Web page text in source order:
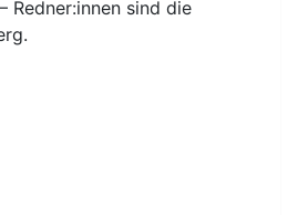
Redner:innen sind die